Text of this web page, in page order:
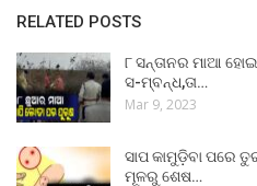
RELATED POSTS
୮ ସନ୍ତାନର ମାଆ
ସ-ମ୍ବନ୍ଧ,ତା…
Mar 9, 2023
ସାପ କାମୁଡ଼ିବା ପରେ
ମୂଳରୁ ଶେଷ…